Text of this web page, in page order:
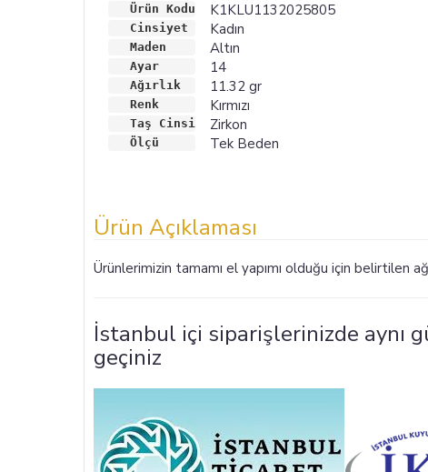
Ürün Kodu K1KLU1132025805
Cinsiyet Kadın
Maden Altın
Ayar 14
Ağırlık 11.32 gr
Renk Kırmızı
Taş Cinsi Zirkon
Ölçü Tek Beden
Ürün Açıklaması
Ürünlerimizin tamamı el yapımı olduğu için belirtilen
İstanbul içi siparişlerinizde aynı
geçiniz